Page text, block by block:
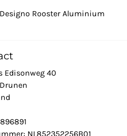
Rooster Aluminium
Edisonweg 40
Drunen
NL852352256B01